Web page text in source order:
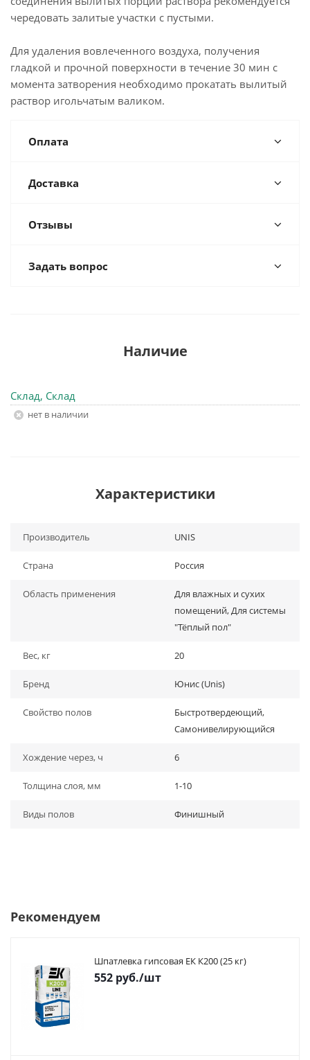
чередовать залитые участки с пустыми.
Для удаления вовлеченного воздуха, получения
гладкой и прочной поверхности в течение 30 мин с
момента затворения необходимо прокатать вылитый
раствор игольчатым валиком.
Оплата
Доставка
Отзывы
Задать вопрос
Наличие
Склад, Склад
Нет в наличии
Характеристики
Производитель UNIS
Страна Россия
Область применения
Для влажных и сухих
помещений, Для системы
"Тёплый пол"
Вес, кг 20
Бренд Юнис (Unis)
Свойство полов
Быстротвердеющий,
Самонивелирующийся
Хождение через, ч 6
Толщина слоя, мм 1-10
Виды полов Финишный
Рекомендуем
Шпатлевка гипсовая ЕК К200 (25 кг)
552 руб./шт